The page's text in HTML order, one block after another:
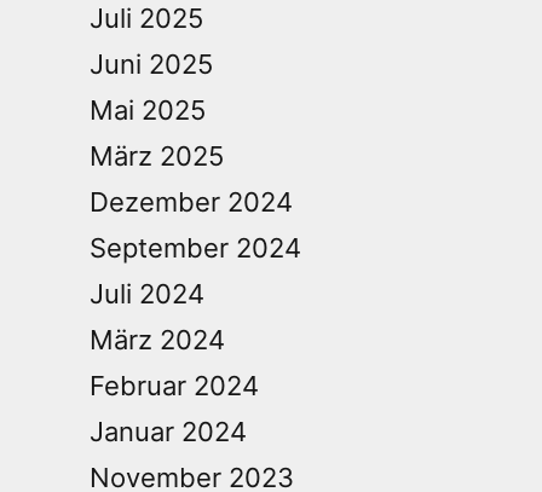
Juli 2025
Juni 2025
Mai 2025
März 2025
Dezember 2024
September 2024
Juli 2024
März 2024
Februar 2024
Januar 2024
November 2023